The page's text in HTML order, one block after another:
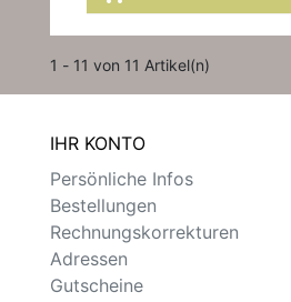
1 - 11 von 11 Artikel(n)
IHR KONTO
Persönliche Infos
Bestellungen
Rechnungskorrekturen
Adressen
Gutscheine